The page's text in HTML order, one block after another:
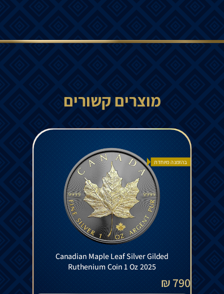
מוצרים קשורים
בהזמנה מיוחדת
Canadian Maple Leaf Silver Gilded
Ruthenium Coin 1 Oz 2025
790 ₪